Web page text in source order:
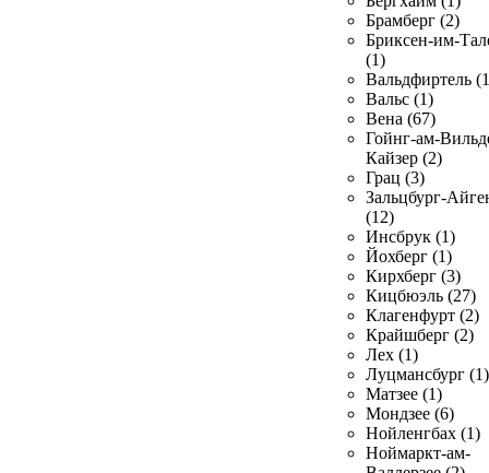
Брамберг (2)
Бриксен-им-
(1)
Вальдфиртель
Вальс (1)
Вена (67)
Гойнг-ам-
Кайзер (2)
Грац (3)
Зальцбург-
(12)
Инсбрук (1)
Йохберг (1)
Кирхберг (3)
Кицбюэль (27)
Клагенфурт (2)
Крайшберг (2)
Лех (1)
Луцмансбург (1)
Матзее (1)
Мондзее (6)
Нойленгбах (1)
Ноймаркт-ам-